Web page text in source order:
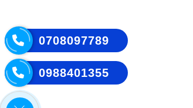
0708097789
0988401355